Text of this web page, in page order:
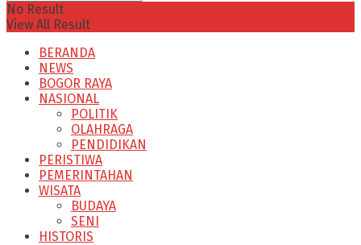
No Result
View All Result
BERANDA
NEWS
BOGOR RAYA
NASIONAL
POLITIK
OLAHRAGA
PENDIDIKAN
PERISTIWA
PEMERINTAHAN
WISATA
BUDAYA
SENI
HISTORIS